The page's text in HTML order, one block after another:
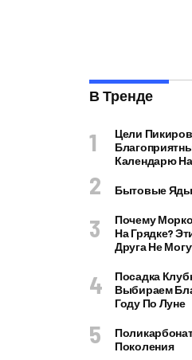
В Тренде
Цели
Календарю На
Бытовые Яды
Почему
На Грядке?
Друга Не
Посадка
Выбираем
Году По Луне
Поколения